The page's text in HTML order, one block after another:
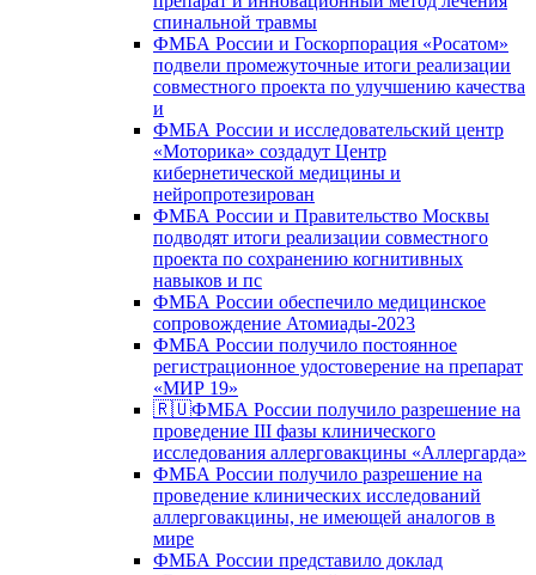
спинальной травмы
ФМБА России и Госкорпорация «Росатом»
подвели промежуточные итоги реализации
совместного проекта по улучшению качества
и
ФМБА России и исследовательский центр
«Моторика» создадут Центр
кибернетической медицины и
нейропротезирован
ФМБА России и Правительство Москвы
подводят итоги реализации совместного
проекта по сохранению когнитивных
навыков и пс
ФМБА России обеспечило медицинское
сопровождение Атомиады-2023
ФМБА России получило постоянное
регистрационное удостоверение на препарат
«МИР 19»
🇷🇺ФМБА России получило разрешение на
проведение III фазы клинического
исследования аллерговакцины «Аллергарда»
ФМБА России получило разрешение на
проведение клинических исследований
аллерговакцины, не имеющей аналогов в
мире
ФМБА России представило доклад